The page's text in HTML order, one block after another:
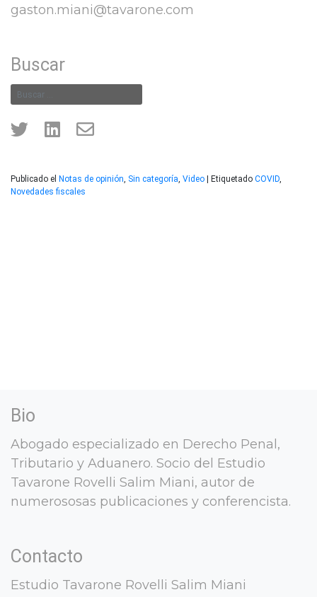
gaston.miani@tavarone.com
Buscar
Publicado el Notas de opinión Sin categoría Video | Etiquetado COVID
Novedades fiscales
Bio
Abogado especializado en Derecho Penal,
Tributario y Aduanero. Socio del Estudio
Tavarone Rovelli Salim Miani, autor de
numerososas publicaciones y conferencista.
Contacto
Estudio Tavarone Rovelli Salim Miani